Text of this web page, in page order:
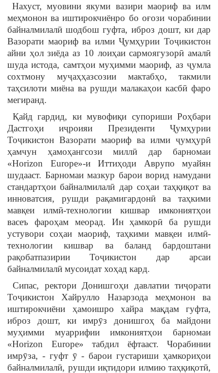
Нахуст, муовини якуми вазири маориф ва илм
меҳмонон ва иштирокчиёнро бо оғози чорабинии
байналмилалӣ шодбош гуфта, иброз дошт, ки дар
Вазорати маориф ва илми Ҷумҳурии Тоҷикистон
айни ҳол зиёда аз 10 лоиҳаи сармоягузорӣ амалӣ
шуда истода, самтҳои муҳимми маориф, аз ҷумла
сохтмону муҷаҳҳазсозии мактабҳо, такмили
таҳсилоти миёна ва рушди малакаҳои касбӣ фаро
мегиранд.
Қайд гардид, ки мувофиқи супориши Роҳбари
Дастгоҳи иҷроияи Президенти Ҷумҳурии
Тоҷикистон Вазорати маориф ва илми ҷумҳурӣ
ҳамчун ҳамоҳангсози миллӣ дар барномаи
«Horizon Europe»-и Иттиҳоди Аврупо муайян
шудааст. Барномаи мазкур барои ворид намудани
стандартҳои байналмилалӣ дар соҳаи таҳқиқот ва
инноватсия, рушди рақамигардонӣ ва таҳкими
мавқеи илмӣ-технологии кишвар имкониятҳои
васеъ фароҳам меорад. Ин ҳамкорӣ ба рушди
устувори соҳаи маориф, таҳкими мавқеи илмӣ-
технологии кишвар ва баланд бардоштани
рақобатпазирии Тоҷикистон дар арсаи
байналмилалӣ мусоидат хоҳад кард.
Сипас, ректори Донишгоҳи давлатии тиҷорати
Тоҷикистон Хайрулло Назарзода меҳмонон ва
иштирокчиёни ҳамоишро хайра мақдам гуфта,
иброз дошт, ки имрӯз донишгоҳ ба майдони
муҳимми муаррифии имкониятҳои барномаи
«Horizon Europe» табдил ёфтааст. Чорабинии
имрӯза, - гуфт ӯ - барои густариши ҳамкориҳои
байналмилалӣ, рушди иқтидори илмию таҳқиқотӣ,